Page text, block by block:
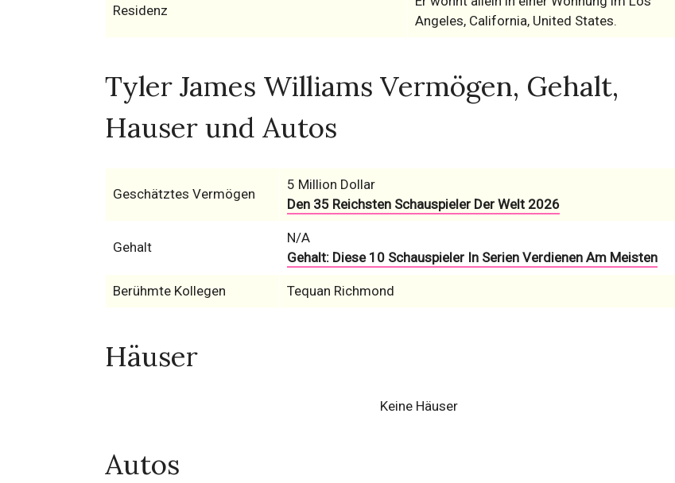
Residenz
Angeles, California, United States.
Tyler James Williams Vermögen, Gehalt,
Hauser und Autos
Geschätztes Vermögen
5 Million Dollar
Den 35 Reichsten Schauspieler Der Welt 2026
Gehalt
N/A
Gehalt: Diese 10 Schauspieler In Serien Verdienen Am Meisten
Berühmte Kollegen Tequan Richmond
Häuser
Keine Häuser
Autos